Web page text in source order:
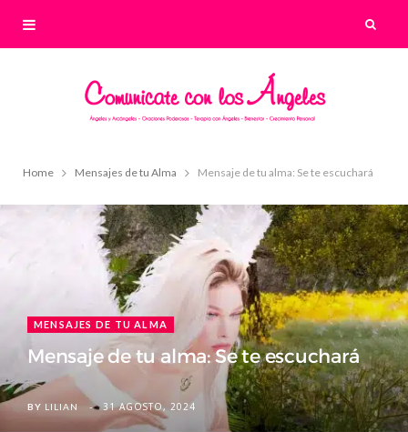
Home Mensajes de tu Alma Mensaje de tu alma: Se te escuchará
MENSAJES DE TU ALMA
Mensaje de tu alma: Se te escuchará
BY LILIAN 31 AGOSTO, 2024